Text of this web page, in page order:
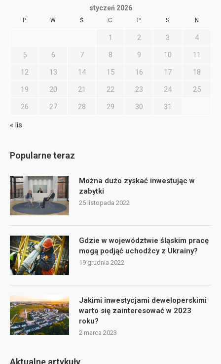
Popularne teraz
Można dużo zyskać inwestując w
zabytki
25 listopada 2022
Gdzie w województwie śląskim pracę
mogą podjąć uchodźcy z Ukrainy?
19 grudnia 2022
Jakimi inwestycjami deweloperskimi
warto się zainteresować w 2023
roku?
2 marca 2023
Aktualne artykuły
styczeń 2026
P W Ś C P S N
1 2 3
4
5
6 7 8 9 10
11
12
13 14 15 16 17
18
19
20 21 22 23 24
25
26
27 28 29 30 31
« lis